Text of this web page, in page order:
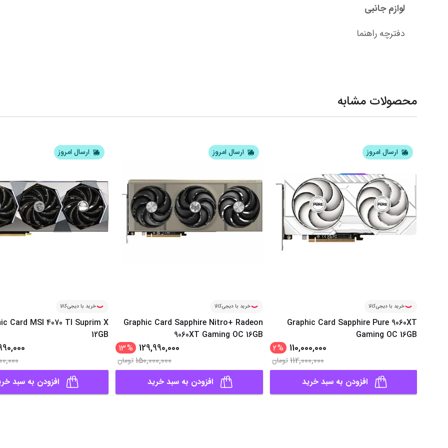
لوازم جانبی
دفترچه راهنما
محصولات مشابه
ارسال امروز
خرید با دیجی‌کالا
Graphic Card Sapphire Pure 9060XT
Gaming OC 16GB
110,000,000
%
2
112,000,000تومان
افزودن به سبد خرید
ارسال امروز
خرید با دیجی‌کالا
Graphic Card Sapphire Nitro+ Radeon
9060XT Gaming OC 16GB
129,990,000
%
13
150,000,000تومان
افزودن به سبد خرید
ارسال امروز
خرید با دیجی‌کالا
Card MSI 4070 TI Suprim X
12GB
افزودن به سبد